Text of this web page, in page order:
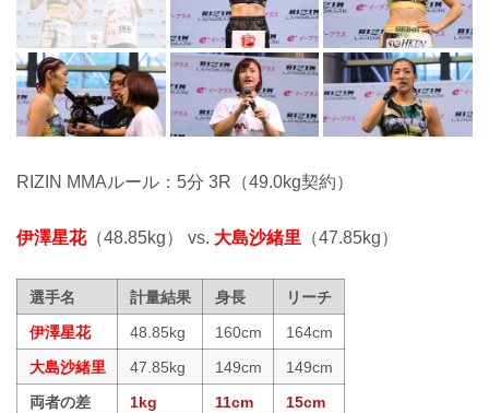
RIZIN MMAルール：5分 3R（49.0kg契約）
伊澤星花（48.85kg） vs. 大島沙緒里 （47.85kg）
選手名 計量結果 身長
リーチ
伊澤星花
48.85kg 160cm
164cm
大島沙緒里
47.85kg 149cm
149cm
両者の差
1kg 11cm 15cm